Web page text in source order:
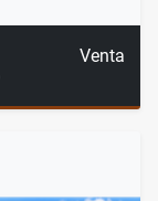
Venta